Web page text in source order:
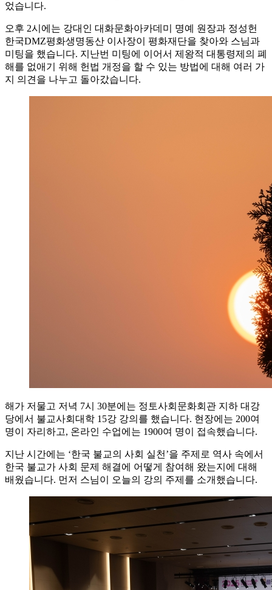
었습니다.
오후 2시에는 강대인 대화문화아카데미 명예 원장과 정성헌
한국DMZ평화생명동산 이사장이 평화재단을 찾아와 스님과
미팅을 했습니다. 지난번 미팅에 이어서 제왕적 대통령제의 폐
해를 없애기 위해 헌법 개정을 할 수 있는 방법에 대해 여러 가
지 의견을 나누고 돌아갔습니다.
해가 저물고 저녁 7시 30분에는 정토사회문화회관 지하 대강
당에서 불교사회대학 15강 강의를 했습니다. 현장에는 200여
명이 자리하고, 온라인 수업에는 1900여 명이 접속했습니다.
지난 시간에는 ‘한국 불교의 사회 실천’을 주제로 역사 속에서
한국 불교가 사회 문제 해결에 어떻게 참여해 왔는지에 대해
배웠습니다. 먼저 스님이 오늘의 강의 주제를 소개했습니다.